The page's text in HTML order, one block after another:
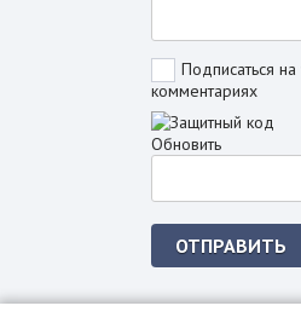
Подписаться
комментариях
Обновить
ОТПРАВИТЬ